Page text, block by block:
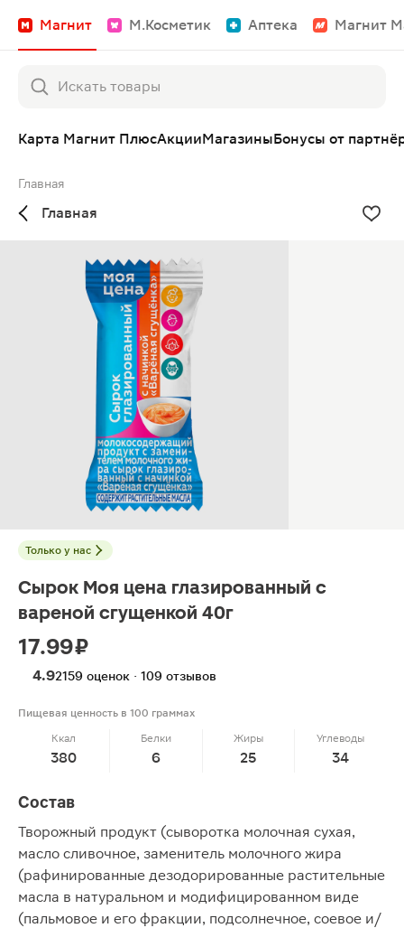
Магнит М.Косметик Аптека Магнит
Карта Магнит ПлюсАкцииМагазиныБонусы от
Главная
Главная
Только у нас
Сырок Моя цена глазированный с
вареной сгущенкой 40г
17.99 ₽
4.92159 оценок · 109 отзывов
Пищевая ценность в 100 граммах
Ккал
380
Белки
6
Жиры
25
Углеводы
34
Состав
Творожный продукт (сыворотка молочная сухая,
масло сливочное, заменитель молочного жира
(рафинированные дезодорированные растительные
масла в натуральном и модифицированном виде
(пальмовое и его фракции, подсолнечное, соевое и/